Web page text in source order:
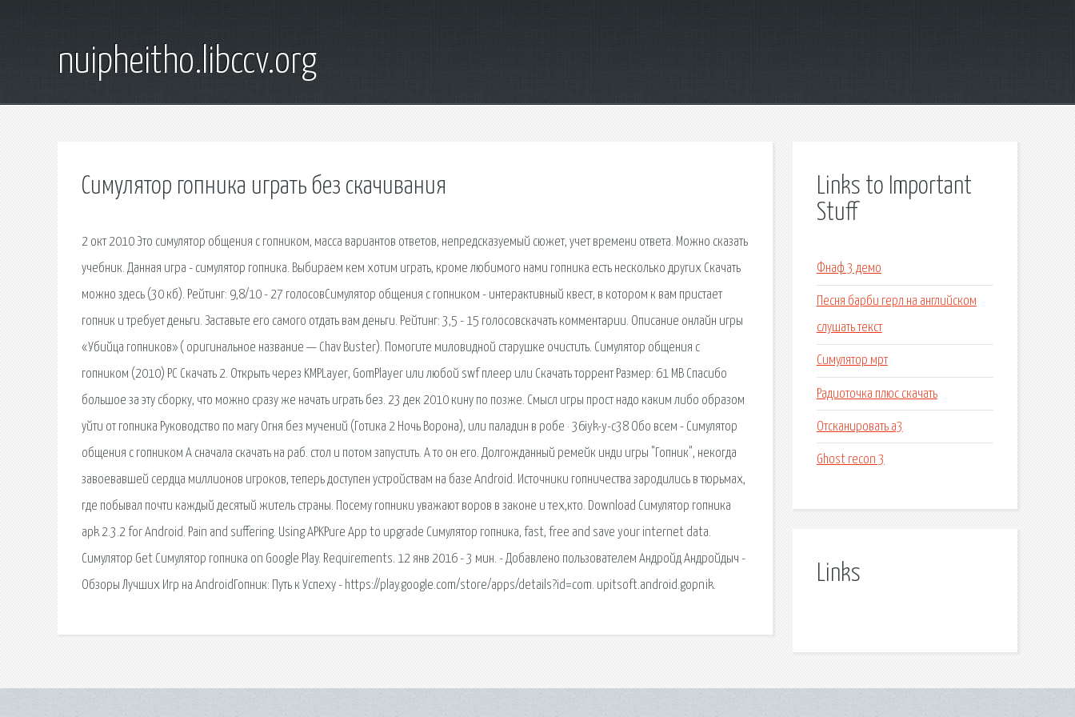
nuipheitho.libccv.org
Симулятор гопника играть без скачивания
2 окт 2010 Это симулятор общения с гопником, масса вариантов ответов, непредсказуемый сюжет, учет времени ответа. Можно сказать
учебник. Данная игра - симулятор гопника. Выбираем кем хотим играть, кроме любимого нами гопника есть несколько других Скачать
можно здесь (30 кб). Рейтинг: 9,8/10 - 27 голосовСимулятор общения с гопником - интерактивный квест, в котором к вам пристает
гопник и требует деньги. Заставьте его самого отдать вам деньги. Рейтинг: 3,5 - 15 голосовскачать комментарии. Описание онлайн игры
«Убийца гопников» ( оригинальное название — Chav Buster). Помогите миловидной старушке очистить. Симулятор общения с
гопником (2010) PC Скачать 2. Открыть через KMPLayer, GomPlayer или любой swf плеер или Скачать торрент Размер: 61 MB Спасибо
большое за эту сборку, что можно сразу же начать играть без. 23 дек 2010 кину по позже. Смысл игры прост надо каким либо образом
уйти от гопника Руководство по магу Огня без мучений (Готика 2 Ночь Ворона), или паладин в робе · 36iyk-y-c38 Обо всем - Симулятор
общения с гопником А сначала скачать на раб. стол и потом запустить. А то он его. Долгожданный ремейк инди игры "Гопник", некогда
завоевавшей сердца миллионов игроков, теперь доступен устройствам на базе Android. Источники гопничества зародились в тюрьмах,
где побывал почти каждый десятый житель страны. Посему гопники уважают воров в законе и тех,кто. Download Симулятор гопника
apk 2.3.2 for Android. Pain and suffering. Using APKPure App to upgrade Симулятор гопника, fast, free and save your internet data.
Симулятор Get Симулятор гопника on Google Play. Requirements. 12 янв 2016 - 3 мин. - Добавлено пользователем Андройд Андройдыч -
Обзоры Лучших Игр на AndroidГопник: Путь к Успеху - https://play.google.com/store/apps/details?id=com. upitsoft.android.gopnik.
Links to Important
Stuff
Фнаф 3 демо
Песня барби герл на английском
слушать текст
Симулятор мрт
Радиоточка плюс скачать
Отсканировать а3
Ghost recon 3
Links